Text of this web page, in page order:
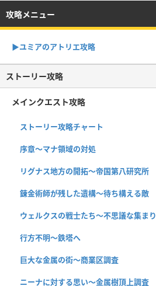
攻略メニュー
▶︎ユミアのアトリエ攻略
ストーリー攻略
メインクエスト攻略
ストーリー攻略チャート
序章〜マナ領域の対処
リグナス地方の開拓〜帝国第八研究所
錬金術師が残した遺構〜待ち構える敵
ウェルクスの戦士たち〜不思議な集まり
行方不明〜鉄塔へ
巨大な金属の街〜商業区調査
ニーナに対する思い〜金属樹頂上調査